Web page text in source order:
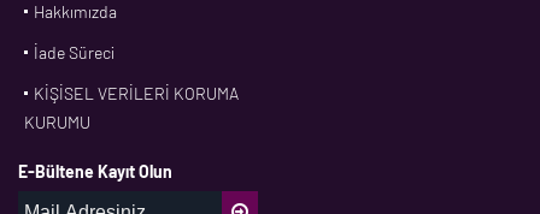
Hakkımızda
İade Süreci
KİŞİSEL VERİLERİ KORUMA
KURUMU
E-Bültene Kayıt Olun